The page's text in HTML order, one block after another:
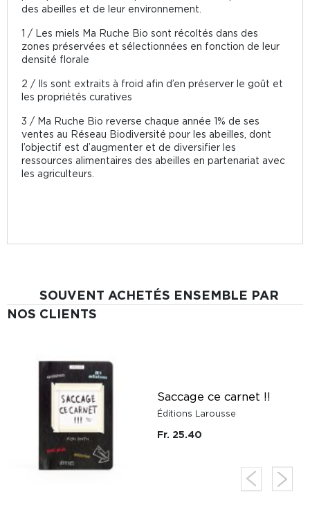
des abeilles et de leur environnement.
1 / Les miels Ma Ruche Bio sont récoltés dans des
zones préservées et sélectionnées en fonction de leur
densité florale
2 / Ils sont extraits à froid afin d’en préserver le goût et
les propriétés curatives
3 / Ma Ruche Bio reverse chaque année 1% de ses
ventes au Réseau Biodiversité pour les abeilles, dont
l’objectif est d’augmenter et de diversifier les
ressources alimentaires des abeilles en partenariat avec
les agriculteurs.
SOUVENT ACHETÉS ENSEMBLE PAR
NOS CLIENTS
Saccage ce carnet !!
Éditions Larousse
Fr. 25.40